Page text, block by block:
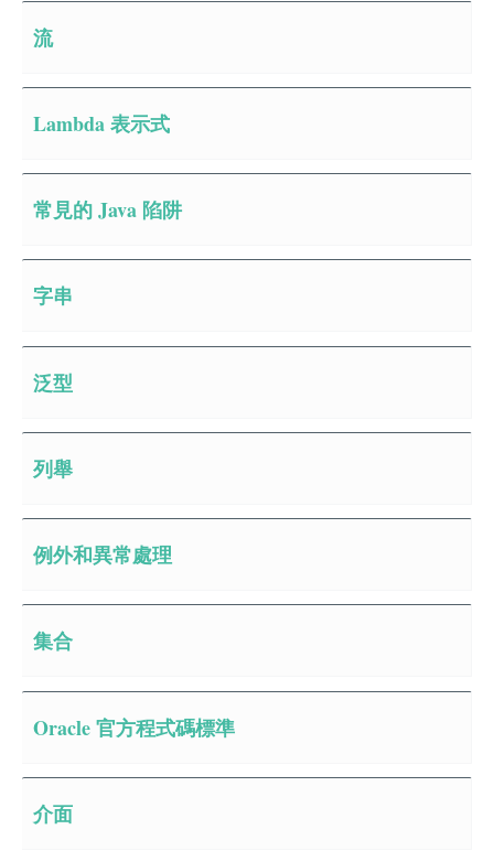
流
Lambda 表示式
常見的 Java 陷阱
字串
泛型
列舉
例外和異常處理
集合
Oracle 官方程式碼標準
介面